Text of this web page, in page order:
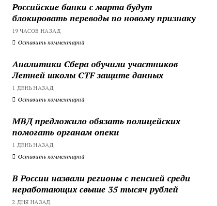
Российские банки с марта будут
блокировать переводы по новому признаку
19 ЧАСОВ НАЗАД
Оставить комментарий
Аналитики Сбера обучили участников
Летней школы CTF защите данных
1 ДЕНЬ НАЗАД
Оставить комментарий
МВД предложило обязать полицейских
помогать органам опеки
1 ДЕНЬ НАЗАД
Оставить комментарий
В России назвали регионы с пенсией среди
неработающих свыше 35 тысяч рублей
2 ДНЯ НАЗАД